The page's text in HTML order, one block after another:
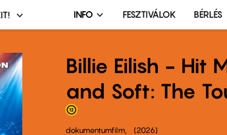
Infó,
terembérlés
menü
INFO FESZTIVÁLOK BÉRLÉS
Billie Eilish - Hit
and Soft: The
dokumentumfilm
2026